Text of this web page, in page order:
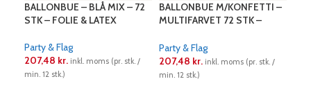
BALLONBUE – BLÅ MIX – 72
STK – FOLIE & LATEX
Party & Flag
207,48 kr. inkl. moms (pr. stk. /
min. 12 stk.)
BALLONBUE M/KONFETTI –
MULTIFARVET 72 STK –
Party & Flag
207,48 kr. inkl. moms (pr. stk. /
min. 12 stk.)